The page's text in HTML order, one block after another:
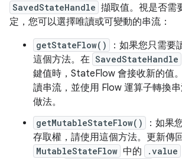
SavedStateHandle 擷取值。視是否需
定，您可以選擇唯讀或可變動的串流：
getStateFlow()
：如果您只需要
這個方法。在 SavedStateHandle
鍵值時，StateFlow 會接收新的值
讀串流，並使用 Flow 運算子轉換
做法。
getMutableStateFlow()
：如果
存取權，請使用這個方法。更新傳
MutableStateFlow 中的 .value